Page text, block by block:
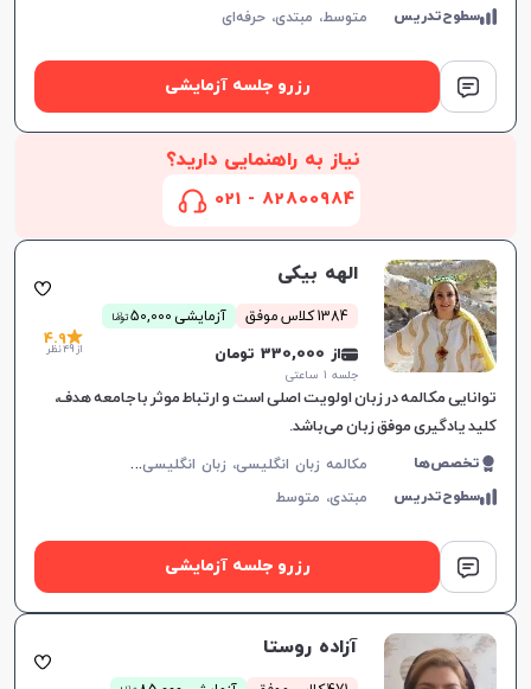
سطوح‌تدریس متوسط، مبتدی،حرفه‌ای
رزرو جلسه آزمایشی
نیاز به راهنمایی دارید؟
82800984 - 021
الهه بیکی
1384 کلاس موفق آزمایشی 50,000 توما
ن
از 330,000 تومان
جلسه ۱ ساعتی
4.9
از 49 نظر
توانایی مکالمه در زبان اولویت اصلی است و ارتباط موثر با جامعه هدف،
کلید یادگیری موفق زبان می‌باشد.
تخصص‌ها م
کالمه زبان انگلیسی، زبان انگلیسی عمومی، گرامر زبان انگلیسی، زبان انگلیسی آمریکایی، زبان انگلیسی هفتم دبیرستان، زبان انگلیسی هشتم دبیرستان، زبان انگلیسی نهم دبیرستان، زبان انگلیسی دهم دبیرستان، زبان انگلیسی یازدهم دبیرستان، زبان انگلیسی دوازدهم دبیرستان
سطوح‌تدریس مبتدی، متوسط
رزرو جلسه آزمایشی
آزاده روستا
ن